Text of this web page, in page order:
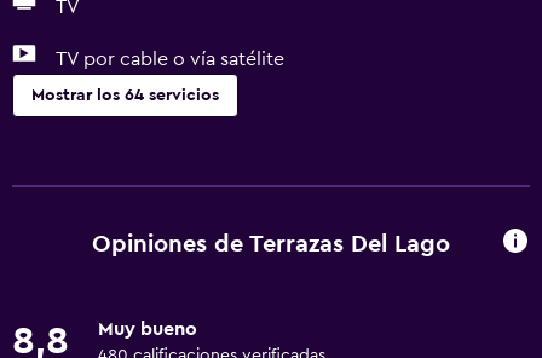
TV
TV por cable o vía satélite
Mostrar los 64 servicios
Wifi gratis
Toallas
Opiniones de Terrazas Del Lago
8,8 Muy bueno